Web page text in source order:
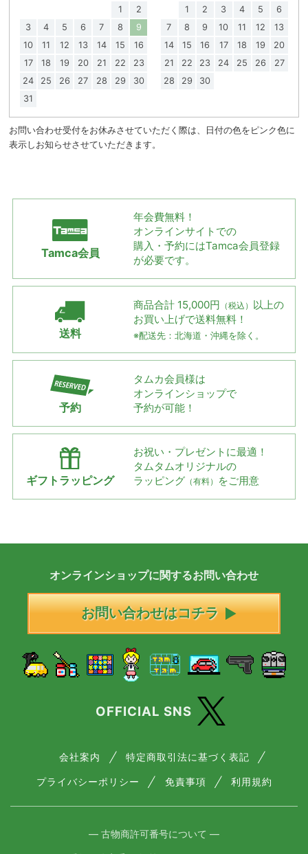
1
2
3
4 5 6 7 8
9
10
11 12 13 14 15
16
17
18 19 20 21 22
23
24
25 26 27 28 29
30
31
1
2 3 4 5
6
7
8 9 10 11 12
13
14
15 16 17 18 19
20
21
22 23 24 25 26
27
28
29 30
お問い合わせ受付をお休みさせていただく際は、日付の色をピンク色に
表示しお知らせさせていただきます。
Tamca会員
年会費無料！
オンラインサイトでの
購入・予約にはTamca会員登録
が必要です。
送料
商品合計 15,000円 （税込） 以上の
お買い上げで送料無料！
※配送先：北海道・沖縄を除く。
予約
タムカ会員様は
オンラインショップで
予約が可能！
ギフトラッピング
お祝い・プレゼントに最適！
タムタムオリジナルの
ラッピング （有料） をご用意
オンラインショップに関するお問い合わせ
お問い合わせはコチラ
OFFICIAL SNS
会社案内 特定商取引法に基づく表記
プライバシーポリシー 免責事項 利用規約
― 古物商許可番号について ―